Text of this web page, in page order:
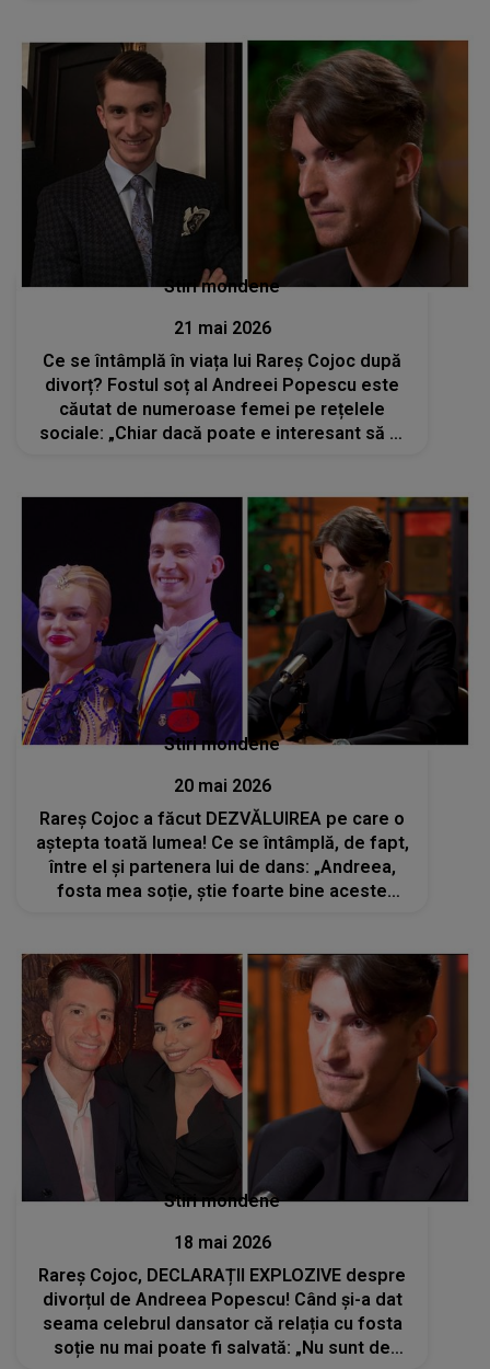
Stiri mondene
21 mai 2026
Ce se întâmplă în viața lui Rareș Cojoc după
divorț? Fostul soț al Andreei Popescu este
căutat de numeroase femei pe rețelele
sociale: „Chiar dacă poate e interesant să fii
Stiri mondene
20 mai 2026
Rareș Cojoc a făcut DEZVĂLUIREA pe care o
aștepta toată lumea! Ce se întâmplă, de fapt,
între el și partenera lui de dans: „Andreea,
fosta mea soție, știe foarte bine aceste
Stiri mondene
18 mai 2026
Rareș Cojoc, DECLARAȚII EXPLOZIVE despre
divorțul de Andreea Popescu! Când și-a dat
seama celebrul dansator că relația cu fosta
soție nu mai poate fi salvată: „Nu sunt de